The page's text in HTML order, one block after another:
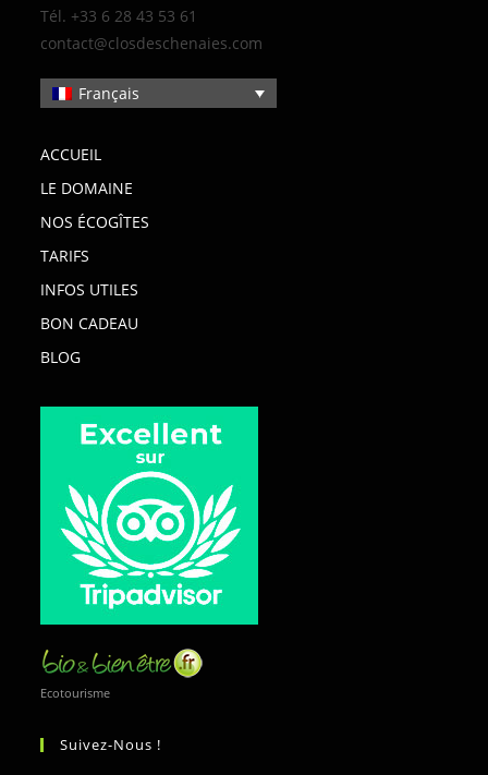
Tél. +33 6 28 43 53 61
contact@closdeschenaies.com
Français
ACCUEIL
LE DOMAINE
NOS ÉCOGÎTES
TARIFS
INFOS UTILES
BON CADEAU
BLOG
Ecotourisme
Suivez-Nous !